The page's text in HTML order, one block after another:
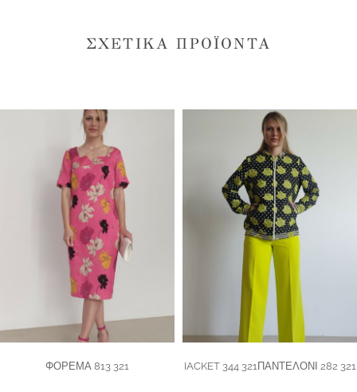
ΣΧΕΤΙΚΆ ΠΡΟΪΌΝΤΑ
ΦΟΡΕΜΑ 813 321 IACKET 344 321ΠΑΝΤΕΛΟΝΙ 282 321